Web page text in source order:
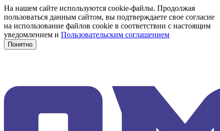
На нашем сайте используются cookie-файлы. Продолжая
пользоваться данным сайтом, вы подтверждаете свое согласие
на использование файлов cookie в соответствии с настоящим
уведомлением и Пользовательским соглашением
Понятно